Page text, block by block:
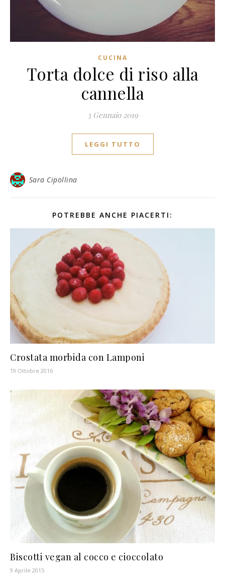
CUCINA
Torta dolce di riso alla
cannella
3 Gennaio 2019
LEGGI TUTTO
Sara Cipollina
POTREBBE ANCHE PIACERTI:
Crostata morbida con Lamponi
19 Ottobre 2016
Biscotti vegan al cocco e cioccolato
9 Aprile 2015